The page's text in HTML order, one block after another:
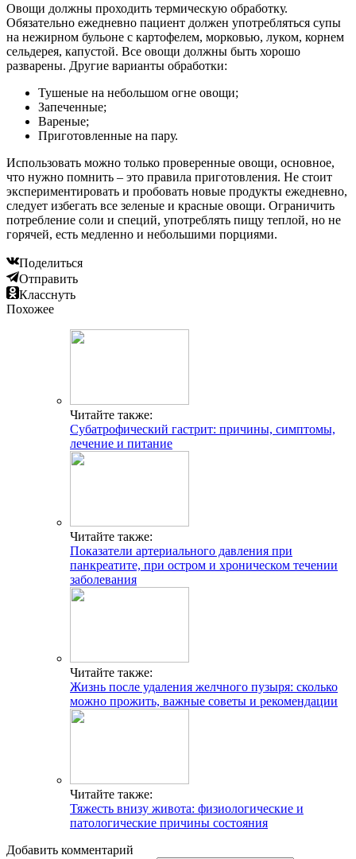
Овощи должны проходить термическую обработку.
Обязательно ежедневно пациент должен употребляться супы
на нежирном бульоне с картофелем, морковью, луком, корнем
сельдерея, капустой. Все овощи должны быть хорошо
разварены. Другие варианты обработки:
Тушеные на небольшом огне овощи;
Запеченные;
Вареные;
Приготовленные на пару.
Использовать можно только проверенные овощи, основное,
что нужно помнить – это правила приготовления. Не стоит
экспериментировать и пробовать новые продукты ежедневно,
следует избегать все зеленые и красные овощи. Ограничить
потребление соли и специй, употреблять пищу теплой, но не
горячей, есть медленно и небольшими порциями.
Поделиться
Отправить
Класснуть
Похожее
Читайте также:
Субатрофический гастрит: причины, симптомы,
лечение и питание
Читайте также:
Показатели артериального давления при
панкреатите, при остром и хроническом течении
заболевания
Читайте также:
Жизнь после удаления желчного пузыря: сколько
можно прожить, важные советы и рекомендации
Читайте также:
Тяжесть внизу живота: физиологические и
патологические причины состояния
Добавить комментарий